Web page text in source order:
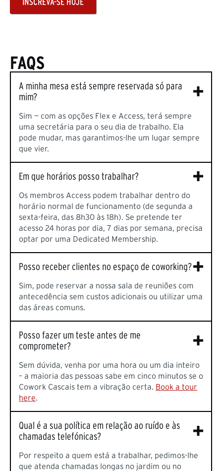
INSCREVA-SE HOJE
FAQS
A minha mesa está sempre reservada só para
mim?
Sim — com as opções Flex e Access, terá sempre
uma secretária para o seu dia de trabalho. Ela
pode mudar, mas garantimos-lhe um lugar sempre
que vier.
Em que horários posso trabalhar?
Os membros Access podem trabalhar dentro do
horário normal de funcionamento (de segunda a
sexta-feira, das 8h30 às 18h). Se pretende ter
acesso 24 horas por dia, 7 dias por semana, precisa
optar por uma Dedicated Membership.
Posso receber clientes no espaço de coworking?
Sim, pode reservar a nossa sala de reuniões com
antecedência sem custos adicionais ou utilizar uma
das áreas comuns.
Posso fazer um teste antes de me
comprometer?
Sem dúvida, venha por uma hora ou um dia inteiro
– a maioria das pessoas sabe em cinco minutos se o
Cowork Cascais tem a vibração certa. Book a tour
here.
Qual é a sua política em relação ao ruído e às
chamadas telefónicas?
Por respeito a quem está a trabalhar, pedimos-lhe
que atenda chamadas longas no jardim ou no